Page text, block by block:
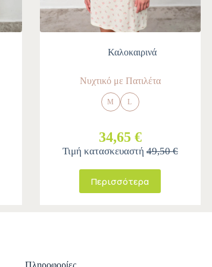
Καλοκαιρινά
Νυχτικό με Πατιλέτα
M L
34,65 €
Τιμή κατασκευαστή49,50 €
Περισσότερα